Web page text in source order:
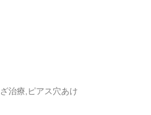
治療,ピアス穴あけ